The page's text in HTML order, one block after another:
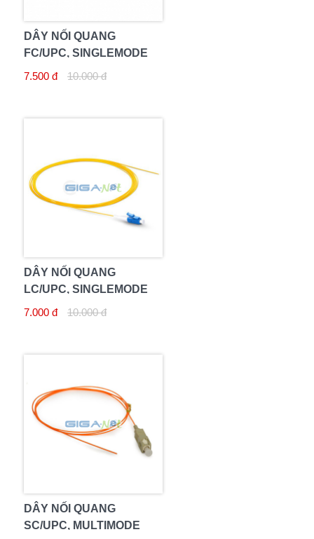
DÂY NỐI QUANG
FC/UPC, SINGLEMODE
7.500 đ
10.000 đ
DÂY NỐI QUANG
LC/UPC, SINGLEMODE
7.000 đ
10.000 đ
DÂY NỐI QUANG
SC/UPC, MULTIMODE